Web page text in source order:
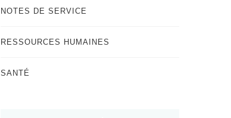
NOTES DE SERVICE
RESSOURCES HUMAINES
SANTÉ